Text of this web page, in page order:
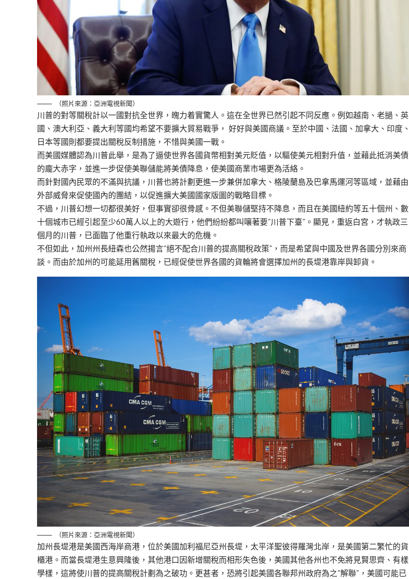
（照片來源：亞洲電視新聞）
川普的對等關稅計以一國對抗全世界，魄力着實驚人。這在全世界已然引起不同反應。例如越南、老撾、英
國、澳大利亞、義大利等國均希望不要擴大貿易戰爭， 好好與美國商議。至於中國、法國、加拿大、印度、
日本等國則都要提出關稅反制措施，不惜與美國一戰。
而美國媒體認為川普此舉，是為了逼使世界各國貨幣相對美元貶值，以驅使美元相對升值，並藉此抵消美債
的龐大赤字，並進一步促使美聯儲能將美債降息，使美國商業市場更為活絡。
而針對國內民眾的不滿與抗議，川普也將計劃更進一步兼併加拿大、格陵蘭島及巴拿馬運河等區域，並藉由
外部威脅來促使國內的團結，以促進擴大美國國家版圖的戰略目標。
不過，川普幻想一切都很美好，但事實卻很骨感。不但美聯儲堅持不降息，而且在美國紐約等五十個州、數
十個城市已經引起至少60萬人以上的大遊行，他們紛紛都叫嚷著要“川普下臺”。顯見，重返白宮，才執政三
個月的川普，已面臨了他重行執政以來最大的危機。
不但如此，加州州長紐森也公然揚言“絕不配合川普的提高關稅政策”，而是希望與中國及世界各國分別來商
談。而由於加州的可能延用舊關稅，已經促使世界各國的貨輪將會選擇加州的長堤港靠岸與卸貨。
（照片來源：亞洲電視新聞）
加州長堤港是美國西海岸商港，位於美國加利福尼亞州長堤，太平洋聖彼得羅灣北岸，是美國第二繁忙的貨
櫃港。而當長堤港生意興隆後，其他港口因新增關稅而相形失色後，美國其他各州也不免將見賢思齊、有樣
學樣，這將使川普的提高關稅計劃為之破功。更甚者，恐將引起美國各聯邦州政府為之“解聯”，美國可能已